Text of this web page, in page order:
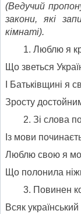
(Ведучий
закони, які
кімнаті).
Люблю я
Що зветься
І Батьківщині я
Зросту
Зі слова
Із мови
Люблю свою я
Що полонила
Повинен
Всяк